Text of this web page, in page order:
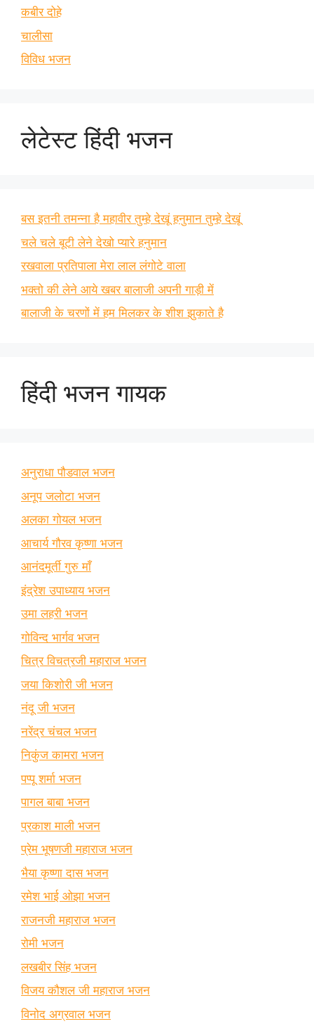
कबीर दोहे
चालीसा
विविध भजन
लेटेस्ट हिंदी भजन
बस इतनी तमन्ना है महावीर तुम्हे देखूं हनुमान तुम्हे देखूं
चले चले बूटी लेने देखो प्यारे हनुमान
रखवाला प्रतिपाला मेरा लाल लंगोटे वाला
भक्तो की लेने आये खबर बालाजी अपनी गाड़ी में
बालाजी के चरणों में हम मिलकर के शीश झुकाते है
हिंदी भजन गायक
अनुराधा पौडवाल भजन
अनूप जलोटा भजन
अलका गोयल भजन
आचार्य गौरव कृष्णा भजन
आनंदमूर्ती गुरु माँ
इंद्रेश उपाध्याय भजन
उमा लहरी भजन
गोविन्द भार्गव भजन
चित्र विचत्रजी महाराज भजन
जया किशोरी जी भजन
नंदू जी भजन
नरेंद्र चंचल भजन
निकुंज कामरा भजन
पप्पू शर्मा भजन
पागल बाबा भजन
प्रकाश माली भजन
प्रेम भूषणजी महाराज भजन
भैया कृष्णा दास भजन
रमेश भाई ओझा भजन
राजनजी महाराज भजन
रोमी भजन
लखबीर सिंह भजन
विजय कौशल जी महाराज भजन
विनोद अग्रवाल भजन